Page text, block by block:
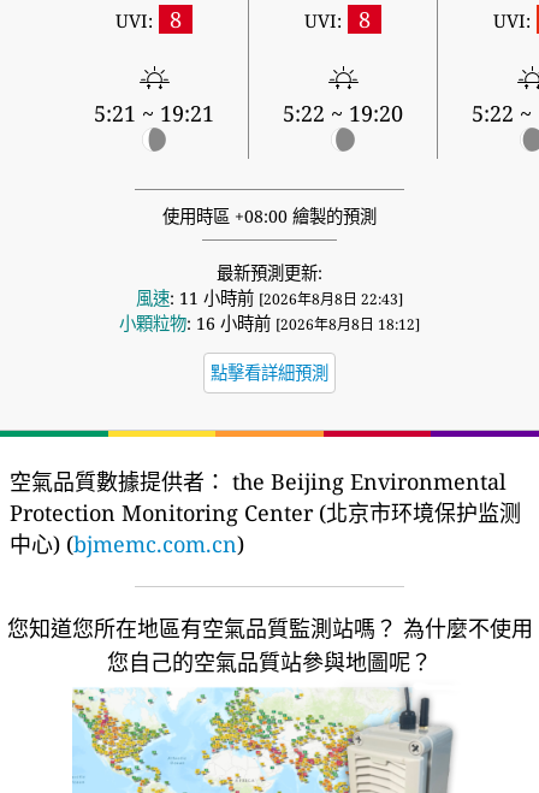
UVI: 8
5:21 ~ 19:21
UVI: 8
5:22 ~ 19:20
UVI:
5:22 ~
使用時區 +08:00 繪製的預測
最新預測更新:
風速: 11 小時前 [2026年8月8日 22:43]
小顆粒物: 16 小時前 [2026年8月8日 18:12]
點擊看詳細預測
空氣品質數據提供者： the Beijing Environmental
Protection Monitoring Center (北京市环境保护监测
中心) (bjmemc.com.cn)
您知道您所在地區有空氣品質監測站嗎？ 為什麼不使用
您自己的空氣品質站參與地圖呢？